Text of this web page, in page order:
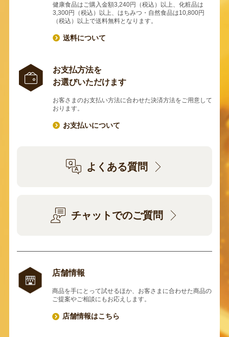
健康食品はご購入金額3,240円（税込）以上、化粧品は
3,300円（税込）以上、はちみつ・自然食品は10,800円
（税込）以上で送料無料となります。
送料について
お支払方法を
お選びいただけます
お客さまのお支払い方法に合わせた決済方法をご用意して
おります。
お支払いについて
よくある質問
チャットでのご質問
店舗情報
商品を手にとって試せるほか、お客さまに合わせた商品の
ご提案やご相談にもお応えします。
店舗情報はこちら